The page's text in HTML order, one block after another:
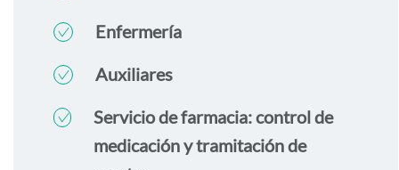
Enfermería
Auxiliares
Servicio de farmacia: control de
medicación y tramitación de